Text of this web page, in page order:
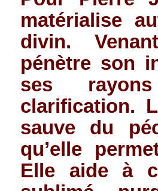
matérialise
divin.
pénètre son
ses
clarification.
sauve du
qu’elle
Elle aide à